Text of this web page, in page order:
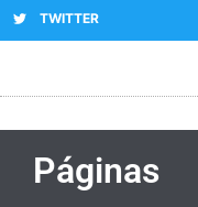
TWITTER
Páginas